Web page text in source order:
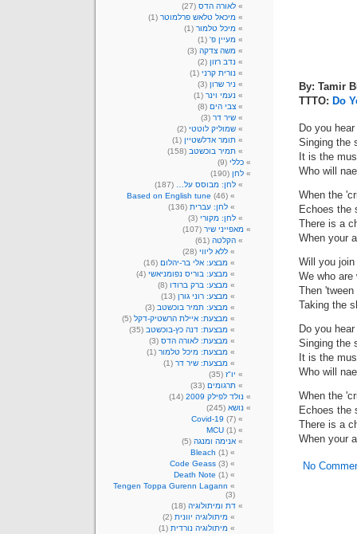
By: Tamir
TTTO: Do
Do you
Singing the
It is the
Who will
When the
Echoes the
There is a
When your
Will you
We who are
Then
Taking the
Do you
Singing the
It is the
Who will
When the
Echoes the
There is a
When your
No
לאורה הדס (27)
מיכאל טלאש פרלמוטר (1)
מיכל טלמור (1)
מעיין פ' (1)
משה צדקה (3)
נדב רזון (2)
נורית קרני (1)
ניר שרון (3)
נעמי וינר (1)
צבי הים (8)
שיר דר (3)
שמוליק לוטטי (2)
תומר אדלשטיין (1)
תמיר בוכשטב (158)
כללי (9)
לחן (190)
לחן: מבוסס על…
(187)
Based on English tune (46)
לחן: עברית (136)
לחן: מקורי (3)
מאפייני שיר (107)
הקלטה (61)
ללא ליווי (28)
מבצע: אלי בר-יהלום (16)
מבצע: בוריס נפומניאשי (4)
מבצע: ברק ברודו (8)
מבצע: רוני גורן (13)
מבצע: תמיר בוכשטב (3)
מבצעת: איילת הרשטיק-דקל (5)
מבצעת: דנה כץ-בוכשטב (35)
מבצעת: לאורה הדס (3)
מבצעת: מיכל טלמור (1)
מבצעת: שיר דר (1)
יו"ז (35)
תרגומים (33)
נולד לפילק 2009
(14)
נושא (245)
Covid-19 (7)
MCU (1)
אנימה ומנגה (5)
Bleach (1)
Code Geass (3)
Death Note (1)
Tengen Toppa Gurenn Lagann
(3)
דת ומיתולוגיה (18)
מיתולוגיה יוונית (2)
מיתולוגיה נורדית (1)